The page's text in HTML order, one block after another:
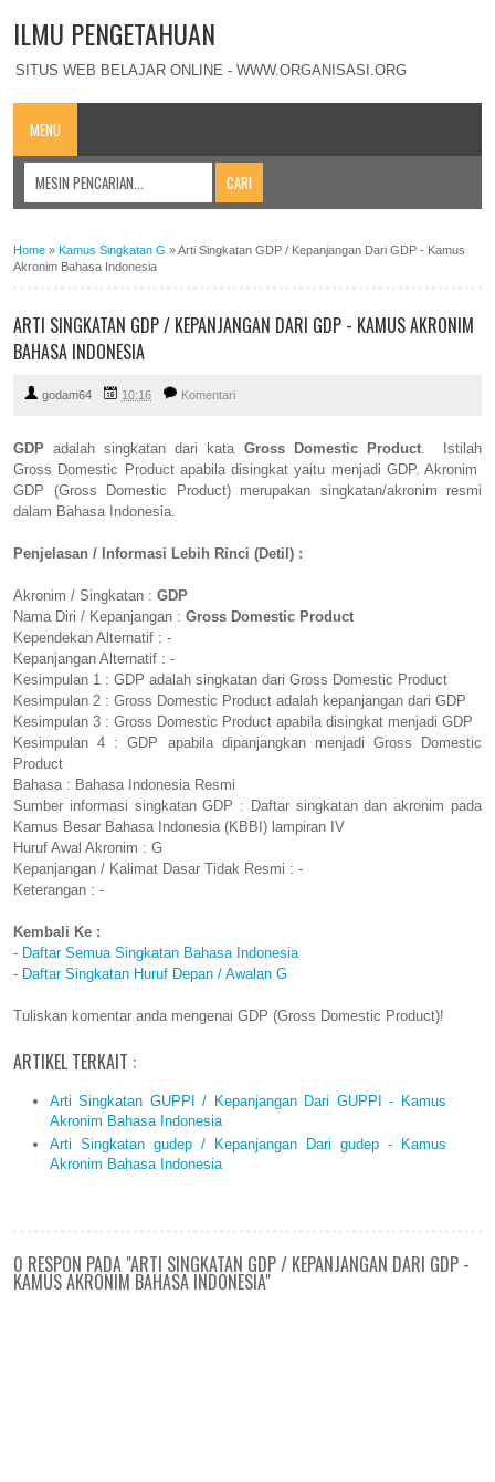
ILMU PENGETAHUAN
SITUS WEB BELAJAR ONLINE - WWW.ORGANISASI.ORG
MENU
Home » Kamus Singkatan G »Arti Singkatan GDP / Kepanjangan Dari GDP - Kamus
Akronim Bahasa Indonesia
ARTI SINGKATAN GDP / KEPANJANGAN DARI GDP - KAMUS AKRONIM
BAHASA INDONESIA
godam64 10:16 Komentari
GDP adalah singkatan dari kata Gross Domestic Product. Istilah
Gross Domestic Product apabila disingkat yaitu menjadi GDP. Akronim
GDP (Gross Domestic Product) merupakan singkatan/akronim resmi
dalam Bahasa Indonesia.
Penjelasan / Informasi Lebih Rinci (Detil) :
Akronim / Singkatan : GDP
Nama Diri / Kepanjangan : Gross Domestic Product
Kependekan Alternatif : -
Kepanjangan Alternatif : -
Kesimpulan 1 : GDP adalah singkatan dari Gross Domestic Product
Kesimpulan 2 : Gross Domestic Product adalah kepanjangan dari GDP
Kesimpulan 3 : Gross Domestic Product apabila disingkat menjadi GDP
Kesimpulan 4 : GDP apabila dipanjangkan menjadi Gross Domestic
Product
Bahasa : Bahasa Indonesia Resmi
Sumber informasi singkatan GDP : Daftar singkatan dan akronim pada
Kamus Besar Bahasa Indonesia (KBBI) lampiran IV
Huruf Awal Akronim : G
Kepanjangan / Kalimat Dasar Tidak Resmi : -
Keterangan : -
Kembali Ke :
- Daftar Semua Singkatan Bahasa Indonesia
- Daftar Singkatan Huruf Depan / Awalan G
Tuliskan komentar anda mengenai GDP (Gross Domestic Product)!
ARTIKEL TERKAIT :
Arti Singkatan GUPPI / Kepanjangan Dari GUPPI - Kamus
Akronim Bahasa Indonesia
Arti Singkatan gudep / Kepanjangan Dari gudep - Kamus
Akronim Bahasa Indonesia
0 RESPON PADA "ARTI SINGKATAN GDP / KEPANJANGAN DARI GDP -
KAMUS AKRONIM BAHASA INDONESIA"